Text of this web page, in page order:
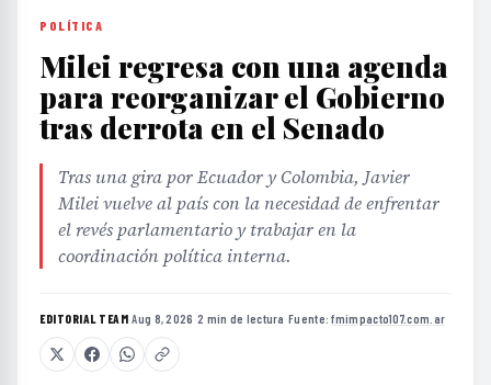
POLÍTICA
Milei regresa con una agenda
para reorganizar el Gobierno
tras derrota en el Senado
Tras una gira por Ecuador y Colombia, Javier
Milei vuelve al país con la necesidad de enfrentar
el revés parlamentario y trabajar en la
coordinación política interna.
EDITORIAL TEAM·Aug 8, 2026 ·2 min de lectura ·Fuente:fmimpacto107.com.ar